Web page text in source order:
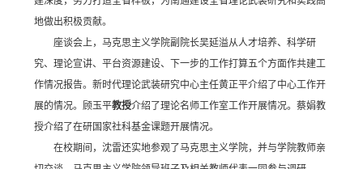
地做出积极贡献。
座谈会上，马克思主义学院副院长吴延溢从人才培养、科学研
究、理论宣讲、平台资源建设、下一步的工作打算五个方面作共建工
作情况报告。新时代理论武装研究中心主任黄正平介绍了中心工作开
展的情况。顾玉平教授介绍了理论名师工作室工作开展情况。蔡娟教
授介绍了在研国家社科基金课题开展情况。
在校期间，沈雷还实地参观了马克思主义学院，并与学院教师亲